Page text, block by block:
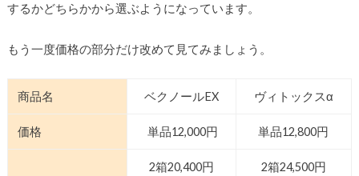
するかどちらかから選ぶようになっています。
もう一度価格の部分だけ改めて見てみましょう。
商品名 ベクノールEX ヴィトックスα
価格 単品12,000円 単品12,800円
2箱20,400円
2箱24,500円